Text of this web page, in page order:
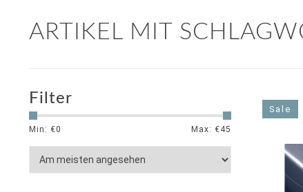
ARTIKEL MIT
Filter
Min: €0 Max: €45
Sale